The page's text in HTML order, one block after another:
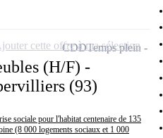
(H/F) -
(93)
sociale pour l'habitat centenaire de 135
(8 000 logements sociaux et 1 000
CDDTemps plein
cette offre à ma sélection